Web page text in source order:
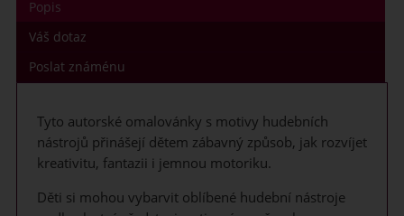
Popis
Váš dotaz
Poslat známénu
Tyto autorské omalovánky s motivy hudebních
nástrojů přinášejí dětem zábavný způsob, jak rozvíjet
kreativitu, fantazii i jemnou motoriku.
Děti si mohou vybarvit oblíbené hudební nástroje